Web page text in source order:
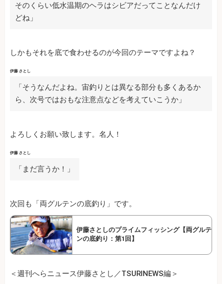
そのくらい低水温期のヘラはシビアだってことなんだけ
どね」
しかもそれを底で食わせるのが今回のテーマですよね？
伊藤 さとし
「そうなんだよね。宙釣りとは異なる部分も多くあるか
ら、次号ではおもな注意点などを考えていこうか」
よろしくお願い致します。名人！
伊藤 さとし
「まだ言うか！」
次回も「両グルテンの底釣り」です。
伊藤さとしのプライムフィッシング【両グルテ
ンの底釣り：第1回】
＜週刊へらニュース伊藤さとし／TSURINEWS編＞